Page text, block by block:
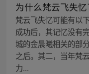
为什么梵云飞失忆
梵云飞失忆可能有以
成功后，其记忆没有
城的金晨曦相关的部
之后。其二，当年梵
力...